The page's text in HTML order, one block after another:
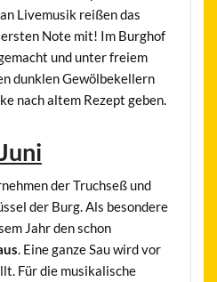
Livemusik reißen das
Note mit! Im Burghof
und unter freiem
dunklen Gewölbekellern
nach altem Rezept geben.
der Truchseß und
der Burg. Als besondere
Jahr den schon
. Eine ganze Sau wird vor
Für die musikalische